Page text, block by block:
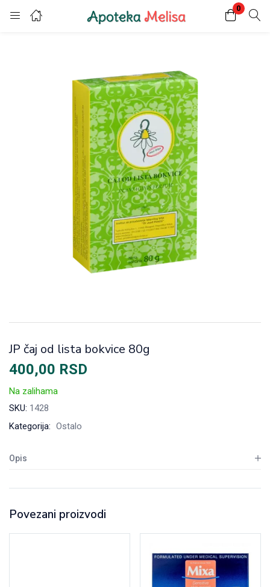
0
Login Register
Enter your username and password to login.
Remember me
JP čaj od lista bokvice 80g
400,00 RSD
Na zalihama
SKU: 1428
Kategorija: Ostalo
Opis
Povezani proizvodi